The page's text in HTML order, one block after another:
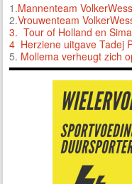
1.Mannenteam
2.Vrouwenteam
3. Tour of Holland en
4 Herziene uitgave Tadej
5. Mollema verheugt zich